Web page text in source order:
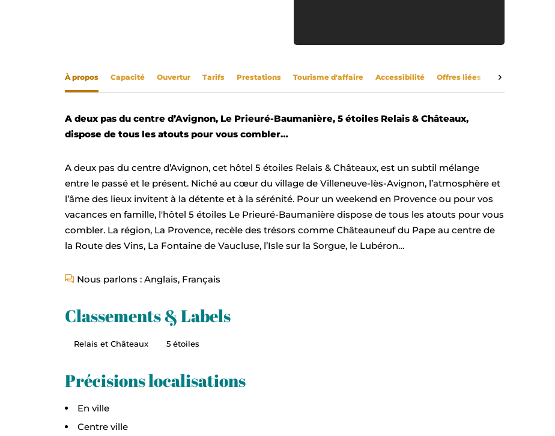
À propos Capacité Ouvertur Tarifs Prestations Tourisme d'affaire Accessibilité Offres liées
A deux pas du centre d’Avignon, Le Prieuré-Baumanière, 5 étoiles Relais & Châteaux,
dispose de tous les atouts pour vous combler…
A deux pas du centre d’Avignon, cet hôtel 5 étoiles Relais & Châteaux, est un subtil mélange
entre le passé et le présent. Niché au cœur du village de Villeneuve-lès-Avignon, l’atmosphère et
l’âme des lieux invitent à la détente et à la sérénité. Pour un weekend en Provence ou pour vos
vacances en famille, l'hôtel 5 étoiles Le Prieuré-Baumanière dispose de tous les atouts pour vous
combler. La région, La Provence, recèle des trésors comme Châteauneuf du Pape au centre de
la Route des Vins, La Fontaine de Vaucluse, l’Isle sur la Sorgue, le Lubéron…
Nous parlons : Anglais, Français
Classements & Labels
Relais et Châteaux 5 étoiles
Précisions localisations
En ville
Centre ville